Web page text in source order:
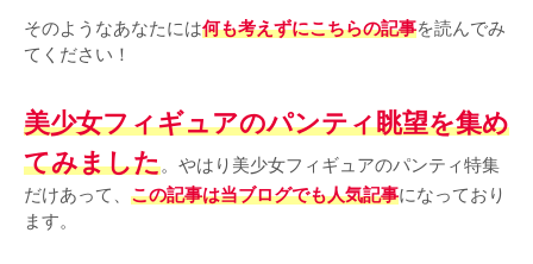
そのようなあなたには何も考えずにこちらの記事を読んでみ
てください！
美少女フィギュアのパンティ眺望を集め
てみました。やはり美少女フィギュアのパンティ特集
だけあって、 この記事は当ブログでも人気記事になっており
ます。